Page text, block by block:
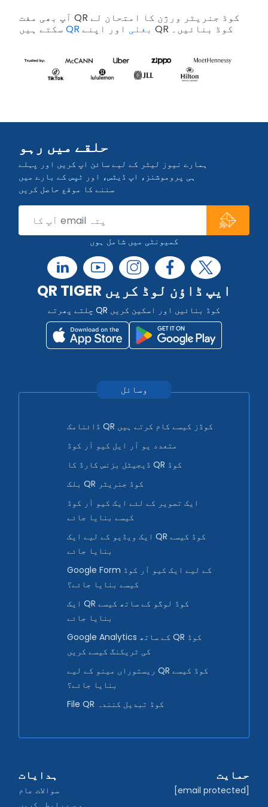
آپ بھی مفت QR کوڈ جنریٹر ورژن کا امتحان لے
QR بغلی اور اپنے QR کوڈ بنائیں۔
حلقے میں رہو
ہمارے نیوز لیٹر کے لیے سائن اپ کریں اور پہلے
ہی پروموشنز، اپ ڈیٹس، اور ٹپس کے بارے میں
سننے کا موقع حاصل کریں
کمیونٹی میں شامل ہوں
QR TIGER ایپ ڈاؤن لوڈ کریں
چلتے پھرتے QR کوڈ بنائیں اور اسکین کریں
وسائل
ڈائنامک QR کوڈز کیسے کام کرتے ہیں
متعدد یو آر ایل کیو آر کوڈ
ڈیجیٹل بزنس کارڈ کا QR کوڈ
بلک QR کوڈ جنریٹر
ایک تصویر کے لئے ایک کیو آر کوڈ
کیسے بنایا جائے
ایک ویڈیو کے لیے ایک QR کوڈ کیسے
بنایا جائے
Google Form کے لیے ایک کیو آر کوڈ
کیسے بنایا جائے؟
ایک QR کوڈ لوگو کے ساتھ کیسے
بنایا جائے
Google Analytics کے ساتھ QR کوڈ
کی ٹریکنگ کیسے کریں
ریستوراں مینو کے لیے QR کوڈ کیسے
بنایا جائے؟
File QR کوڈ تبدیل کنندہ
ہدایات
سوالات عام
ہم سے رابطہ کریں
حمایت
[email protected]